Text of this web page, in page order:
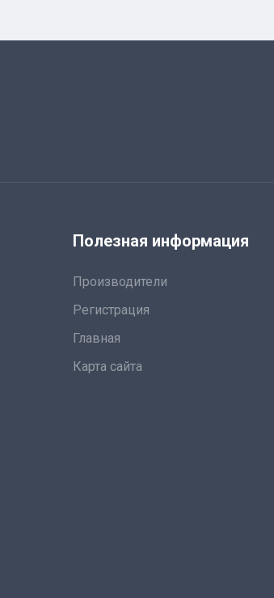
Полезная информация
Производители
Регистрация
Главная
Карта сайта